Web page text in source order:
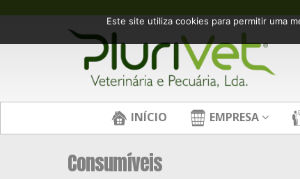
INÍCIO EMPRESA
Consumíveis
Este site utiliza cookies para permitir uma